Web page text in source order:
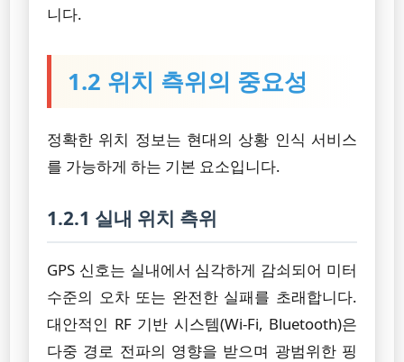
니다.
1.2 위치 측위의 중요성
정확한 위치 정보는 현대의 상황 인식 서비스
를 가능하게 하는 기본 요소입니다.
1.2.1 실내 위치 측위
GPS 신호는 실내에서 심각하게 감쇠되어 미터
수준의 오차 또는 완전한 실패를 초래합니다.
대안적인 RF 기반 시스템(Wi-Fi, Bluetooth)은
다중 경로 전파의 영향을 받으며 광범위한 핑